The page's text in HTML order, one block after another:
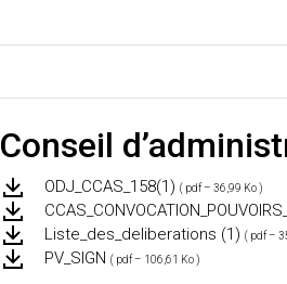
Conseil
ODJ_CCAS_158(1) ( pdf – 36,99 Ko )
Liste_des_deliberations (1) ( pdf –
PV_SIGN ( pdf – 106,61 Ko )